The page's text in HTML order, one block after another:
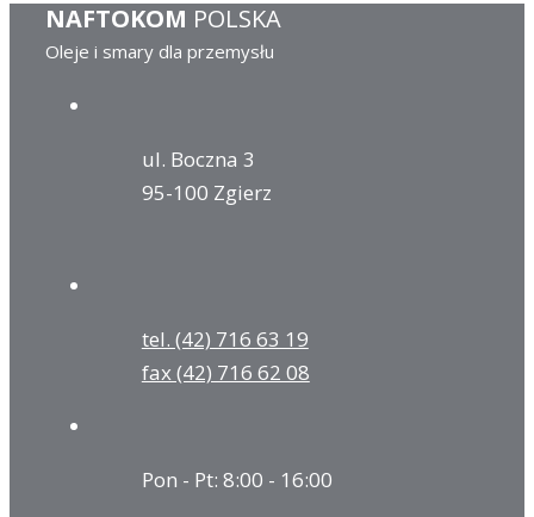
NAFTOKOM POLSKA
Oleje i smary dla przemysłu
ul. Boczna 3
95-100 Zgierz
tel. (42) 716 63 19
fax (42) 716 62 08
Pon - Pt: 8:00 - 16:00